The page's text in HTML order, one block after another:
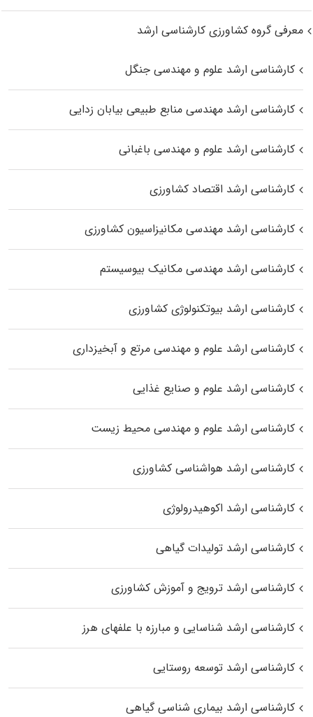
معرفی گروه کشاورزی کارشناسی ارشد
کارشناسی ارشد علوم و مهندسی جنگل
کارشناسی ارشد مهندسی منابع طبیعی بیابان زدایی
کارشناسی ارشد علوم و مهندسی باغبانی
کارشناسی ارشد اقتصاد کشاورزی
کارشناسی ارشد مهندسی مکانیزاسیون کشاورزی
کارشناسی ارشد مهندسی مکانیک بیوسیستم
کارشناسی ارشد بیوتکنولوژی کشاورزی
کارشناسی ارشد علوم و مهندسی مرتع و آبخیزداری
کارشناسی ارشد علوم و صنایع غذایی
کارشناسی ارشد علوم و مهندسی محیط زیست
کارشناسی ارشد هواشناسی کشاورزی
کارشناسی ارشد اکوهیدرولوژی
کارشناسی ارشد تولیدات گیاهی
کارشناسی ارشد ترویج و آموزش کشاورزی
کارشناسی ارشد شناسایی و مبارزه با علفهای هرز
کارشناسی ارشد توسعه روستایی
کارشناسی ارشد بیماری‌ شناسی گیاهی